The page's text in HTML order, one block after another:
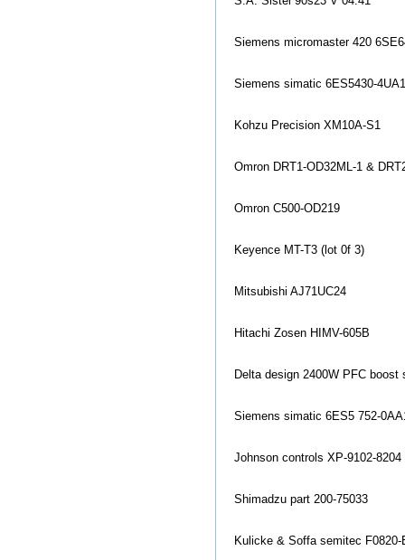
Siemens micromaster 420
Siemens simatic 6ES5430-
Kohzu Precision XM10A-S1
Omron DRT1-OD32ML-1 &
Omron C500-OD219
Keyence MT-T3 (lot 0f 3)
Mitsubishi AJ71UC24
Hitachi Zosen HIMV-605B
Delta design 2400W PFC boost
Siemens simatic 6ES5 752-
Johnson controls XP-9102-
Shimadzu part 200-75033
Kulicke & Soffa semitec F0820-